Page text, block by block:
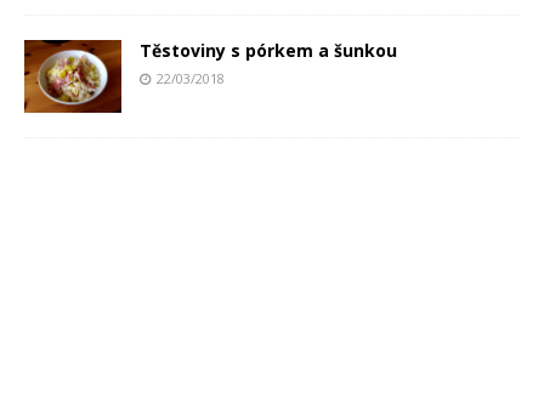
Těstoviny s pórkem a šunkou
22/03/2018